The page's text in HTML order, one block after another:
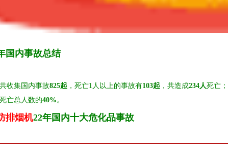
国内事故总结
收集国内事故825起 ，死亡1人以上的事故有103起 ，共造成234人死亡；
亡总人数的40%。
排烟机22年国内十大危化品事故